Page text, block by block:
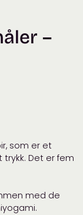
–
som er et
Det er fem
med de